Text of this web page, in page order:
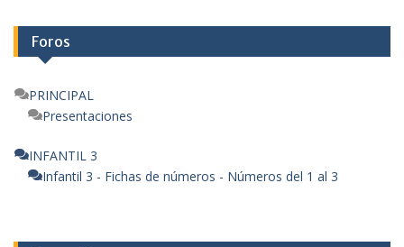
Foros
PRINCIPAL
Presentaciones
INFANTIL 3
Infantil 3 - Fichas de números - Números del 1 al 3